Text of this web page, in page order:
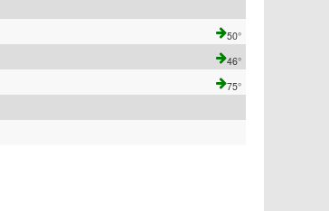
50°
46°
75°